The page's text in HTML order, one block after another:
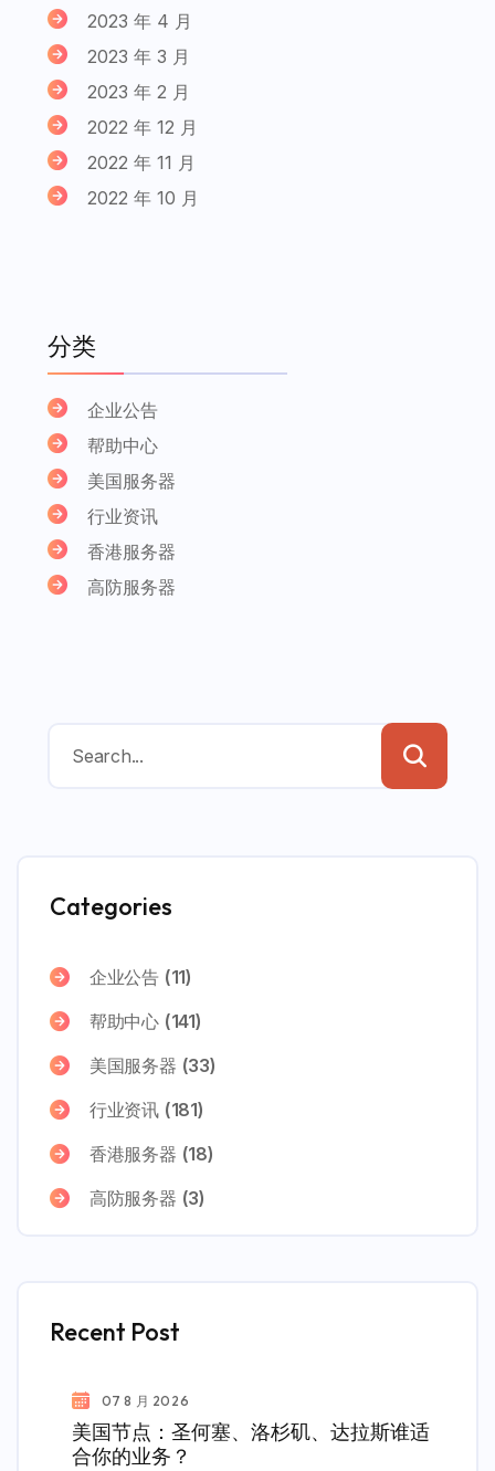
2023 年 4 月
2023 年 3 月
2023 年 2 月
2022 年 12 月
2022 年 11 月
2022 年 10 月
分类
企业公告
帮助中心
美国服务器
行业资讯
香港服务器
高防服务器
Categories
企业公告 (11)
帮助中心 (141)
美国服务器 (33)
行业资讯 (181)
香港服务器 (18)
高防服务器 (3)
Recent Post
07 8 月 2026
美国节点：圣何塞、洛杉矶、达拉斯谁适
合你的业务？